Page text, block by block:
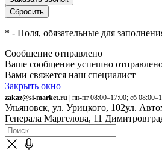
* - Поля, обязательные для
Сообщение отправлено
Ваше сообщение успешно
Вами свяжется наш специалист
Закрыть окно
zakaz@si-market.ru | пн-пт 08:00–17:00; сб
Ульяновск, ул. Урицкого, 102ул.
Генерала Маргелова, 11